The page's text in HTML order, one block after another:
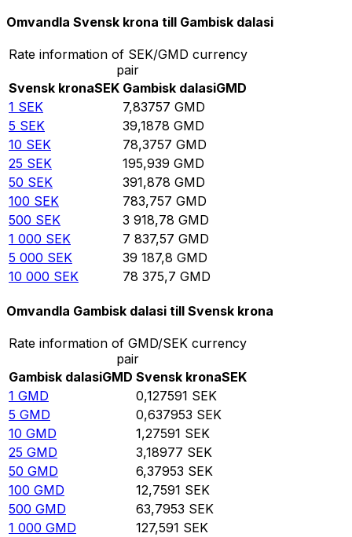
Omvandla Svensk krona till Gambisk dalasi
Rate information of SEK/GMD currency
pair
Svensk kronaSEK Gambisk dalasiGMD
1 SEK 7,83757 GMD
5 SEK 39,1878 GMD
10 SEK 78,3757 GMD
25 SEK 195,939 GMD
50 SEK 391,878 GMD
100 SEK 783,757 GMD
500 SEK 3 918,78 GMD
1 000 SEK 7 837,57 GMD
5 000 SEK 39 187,8 GMD
10 000 SEK 78 375,7 GMD
Omvandla Gambisk dalasi till Svensk krona
Rate information of GMD/SEK currency
pair
Gambisk dalasiGMD Svensk kronaSEK
1 GMD 0,127591 SEK
5 GMD 0,637953 SEK
10 GMD 1,27591 SEK
25 GMD 3,18977 SEK
50 GMD 6,37953 SEK
100 GMD 12,7591 SEK
500 GMD 63,7953 SEK
1 000 GMD 127,591 SEK